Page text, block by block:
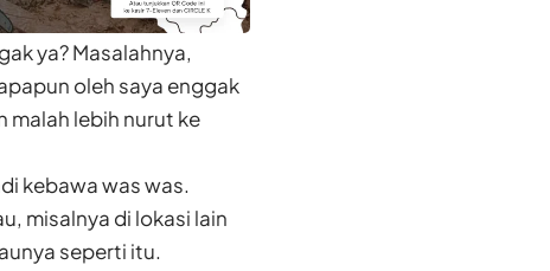
ya? Masalahnya,
oleh saya enggak
malah lebih nurut ke
kebawa was was.
misalnya di lokasi lain
seperti itu.